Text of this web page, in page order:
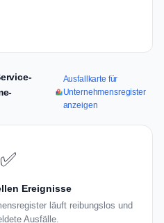
Ausfallkarte für
Unternehmensregister
anzeigen
✅
Ereignisse
läuft reibungslos und
Ausfälle.